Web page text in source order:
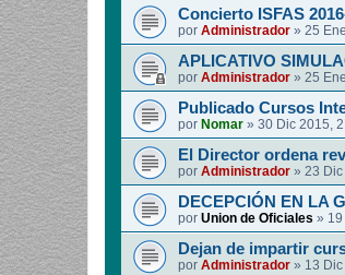
Concierto ISFAS
por Administrador » 25
APLICATIVO
por Administrador » 25
Publicado Cursos
por Nomar » 30 Dic 2015,
El Director ordena
por Administrador » 23
DECEPCIÓN EN LA
por Union de Oficiales »
Dejan de impartir
por Administrador » 13